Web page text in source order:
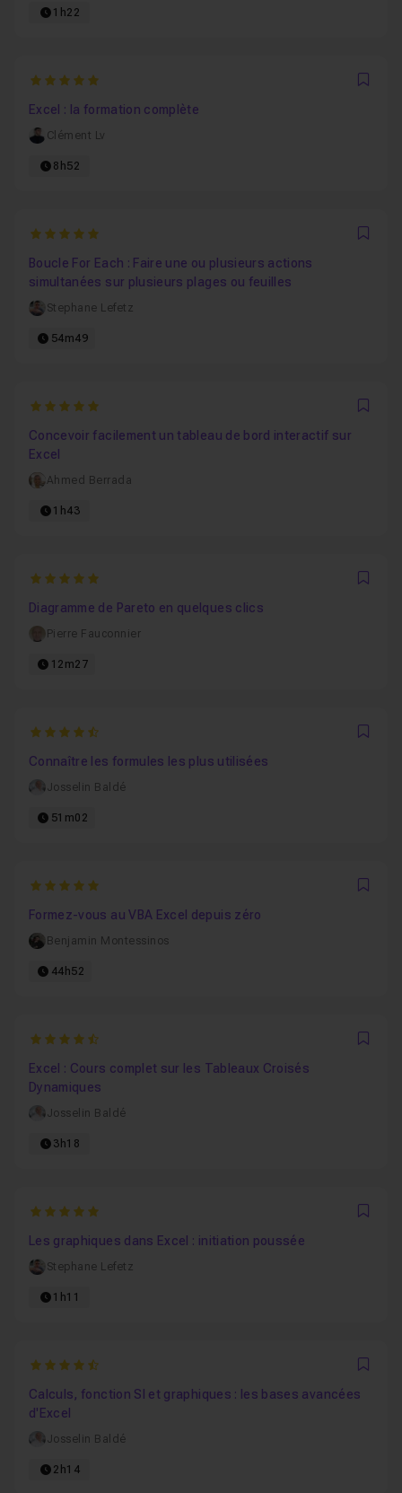
1h22
5
Excel : la formation complète
Clément Lv
8h52
5
Boucle For Each : Faire une ou plusieurs actions
simultanées sur plusieurs plages ou feuilles
Stephane Lefetz
54m49
5
Concevoir facilement un tableau de bord interactif sur
Excel
Ahmed Berrada
1h43
5
Diagramme de Pareto en quelques clics
Pierre Fauconnier
12m27
4.8125
Connaître les formules les plus utilisées
Josselin Baldé
51m02
5
Formez-vous au VBA Excel depuis zéro
Benjamin Montessinos
44h52
4.9090909090909
Excel : Cours complet sur les Tableaux Croisés
Dynamiques
Josselin Baldé
3h18
5
Les graphiques dans Excel : initiation poussée
Stephane Lefetz
1h11
4.875
Calculs, fonction SI et graphiques : les bases avancées
d'Excel
Josselin Baldé
2h14